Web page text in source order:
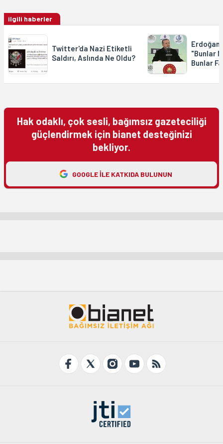
ilgili haberler
Twitter'da Nazi Etiketli
Saldırı, Aslında Ne Oldu?
"Bunlar
Bunlar
Hak odaklı, çok sesli, bağımsız gazeteciliği
güçlendirmek için bianet desteğinizi
bekliyor.
GOOGLE ILE KATKIDA BULUNUN